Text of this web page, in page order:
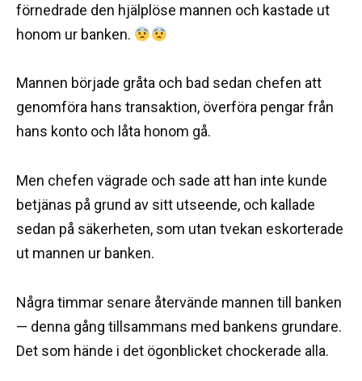
förnedrade den hjälplöse mannen och kastade ut
honom ur banken.
Mannen började gråta och bad sedan chefen att
genomföra hans transaktion, överföra pengar från
hans konto och låta honom gå.
Men chefen vägrade och sade att han inte kunde
betjänas på grund av sitt utseende, och kallade
sedan på säkerheten, som utan tvekan eskorterade
ut mannen ur banken.
Några timmar senare återvände mannen till banken
— denna gång tillsammans med bankens grundare.
Det som hände i det ögonblicket chockerade alla.